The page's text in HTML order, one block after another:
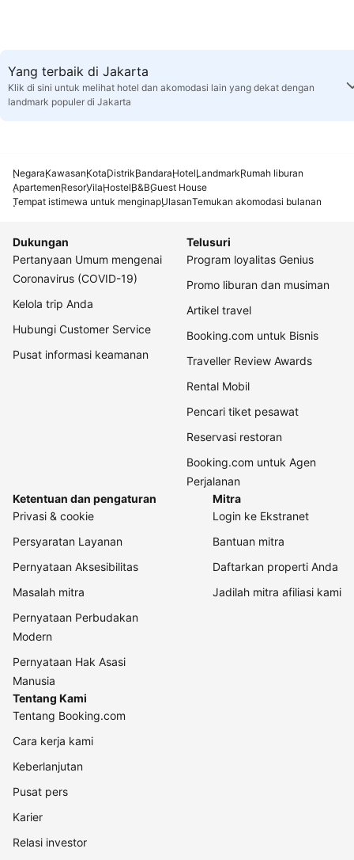
Yang terbaik di Jakarta
Klik di sini untuk melihat hotel dan akomodasi lain yang dekat dengan
landmark populer di Jakarta
NegaraKawasanKotaDistrikBandaraHotelLandmarkRumah liburan
ApartemenResorVilaHostelB&BGuest House
Tempat istimewa untuk menginapUlasanTemukan akomodasi bulanan
Dukungan
Pertanyaan Umum mengenai
Coronavirus (COVID-19)
Kelola trip Anda
Hubungi Customer Service
Pusat informasi keamanan
Telusuri
Program loyalitas Genius
Promo liburan dan musiman
Artikel travel
Booking.com untuk Bisnis
Traveller Review Awards
Rental Mobil
Pencari tiket pesawat
Reservasi restoran
Booking.com untuk Agen
Perjalanan
Ketentuan dan pengaturan
Privasi & cookie
Persyaratan Layanan
Pernyataan Aksesibilitas
Masalah mitra
Pernyataan Perbudakan
Modern
Pernyataan Hak Asasi
Manusia
Mitra
Login ke Ekstranet
Bantuan mitra
Daftarkan properti Anda
Jadilah mitra afiliasi kami
Tentang Kami
Tentang Booking.com
Cara kerja kami
Keberlanjutan
Pusat pers
Karier
Relasi investor